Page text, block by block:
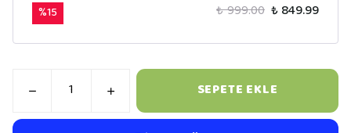
%15 ₺ 999.00 ₺ 849.99
SEPETE EKLE